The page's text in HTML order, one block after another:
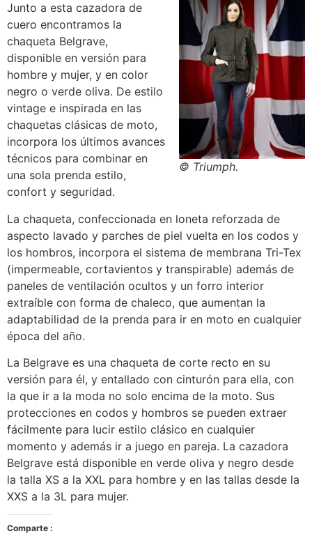
© Triumph.
Junto a esta cazadora de
cuero encontramos la
chaqueta Belgrave,
disponible en versión para
hombre y mujer, y en color
negro o verde oliva. De estilo
vintage e inspirada en las
chaquetas clásicas de moto,
incorpora los últimos avances
técnicos para combinar en
una sola prenda estilo,
confort y seguridad.
La chaqueta, confeccionada en loneta reforzada de
aspecto lavado y parches de piel vuelta en los codos y
los hombros, incorpora el sistema de membrana Tri-Tex
(impermeable, cortavientos y transpirable) además de
paneles de ventilación ocultos y un forro interior
extraíble con forma de chaleco, que aumentan la
adaptabilidad de la prenda para ir en moto en cualquier
época del año.
La Belgrave es una chaqueta de corte recto en su
versión para él, y entallado con cinturón para ella, con
la que ir a la moda no solo encima de la moto. Sus
protecciones en codos y hombros se pueden extraer
fácilmente para lucir estilo clásico en cualquier
momento y además ir a juego en pareja. La cazadora
Belgrave está disponible en verde oliva y negro desde
la talla XS a la XXL para hombre y en las tallas desde la
XXS a la 3L para mujer.
Comparte :